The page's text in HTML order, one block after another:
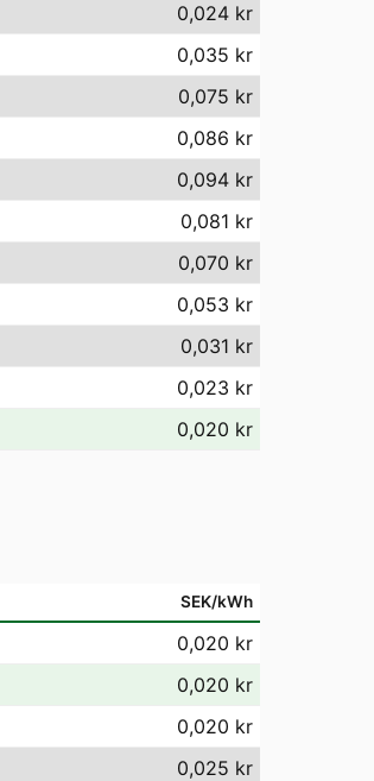
0,024 kr
0,035 kr
0,075 kr
0,086 kr
0,094 kr
0,081 kr
0,070 kr
0,053 kr
0,031 kr
0,023 kr
0,020 kr
SEK/kWh
0,020 kr
0,020 kr
0,020 kr
0,025 kr